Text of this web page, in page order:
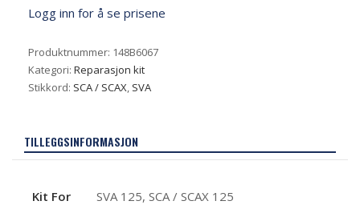
Logg inn for å se prisene
Produktnummer: 148B6067
Kategori: Reparasjon kit
Stikkord: SCA / SCAX, SVA
TILLEGGSINFORMASJON
Kit For SVA 125, SCA / SCAX 125